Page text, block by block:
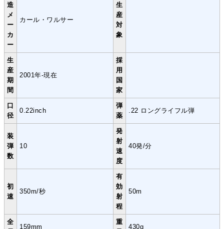
造
メ
ー
カ
ー
カール・ワルサー
生
産
対
象
生
産
期
間
2001年-現在
採
用
国
家
口
径
0.22inch
弾
薬
.22 ロングライフル弾
装
弾
数
10
発
射
速
度
40発/分
初
速
350m/秒
有
効
射
程
50m
全
159mm
重
430g